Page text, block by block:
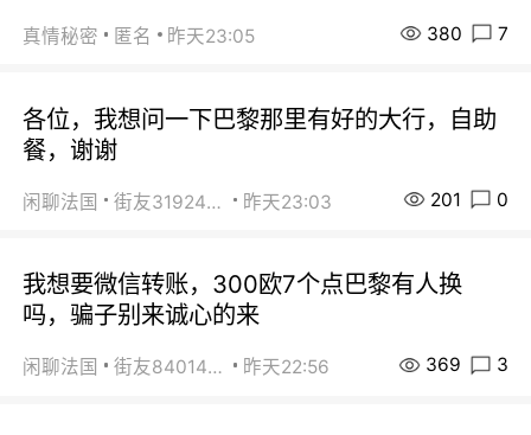
真情秘密 匿名 昨天23:05 380 7
各位，我想问一下巴黎那里有好的大行，自助
餐，谢谢
闲聊法国 街友31924072 昨天23:03 201 0
我想要微信转账，300欧7个点巴黎有人换
吗，骗子别来诚心的来
闲聊法国 街友84014588 昨天22:56 369 3